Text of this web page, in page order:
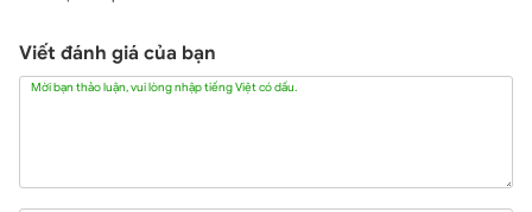
iPhone 7 32GB Hàn Quốc tại Hải Phòng – hiệu năng
mạnh mẽ vượt trội
Viết đánh giá của bạn
Mời bạn thảo luận, vui lòng nhập tiếng Việt có dấu.